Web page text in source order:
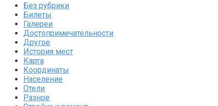
Без рубрики
Билеты
Галереи
Достопримечательности
Другое
История мест
Карта
Координаты
Население
Отели
Разное